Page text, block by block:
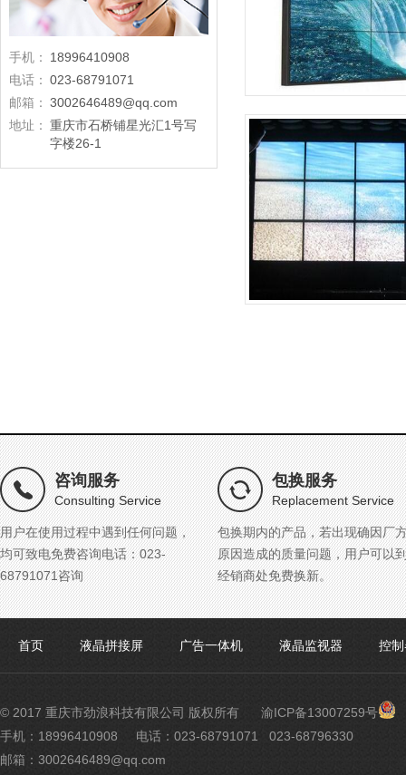
手机：
18996410908
电话： 023-68791071
邮箱： 3002646489@qq.com
地址： 重庆市石桥铺星光汇1号写
字楼26-1
咨询服务
Consulting Service
用户在使用过程中遇到任何问题，
均可致电免费咨询电话：023-
68791071咨询
包换服务
Replacement Service
包换期内的产品，若出现确因厂
原因造成的质量问题，用户可以
经销商处免费换新。
首页 液晶拼接屏 广告一体机 液晶监视器 控
© 2017 重庆市劲浪科技有限公司 版权所有 渝ICP备13007259号 渝
手机：18996410908
电话：023-68791071 023-68796330
邮箱：3002646489@qq.com